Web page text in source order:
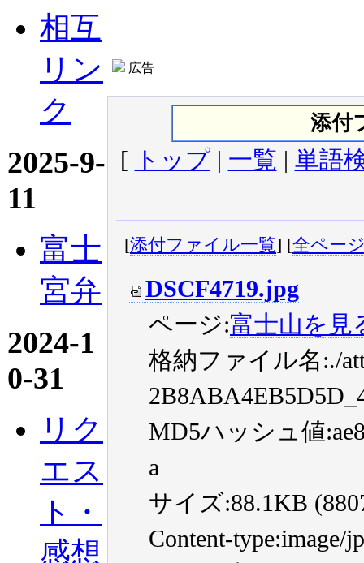
相互
リン
ク
2025-9-
11
富士
宮弁
2024-1
0-31
リク
エス
ト・
感想
広告
添付
[ トップ| 一覧 | 単語
[添付ファイル一覧] [全ペー
DSCF4719.jpg
ページ:富士山を見
格納ファイル名:./
MD5ハッシュ値
a
サイズ:88.1KB
Content-type:image/